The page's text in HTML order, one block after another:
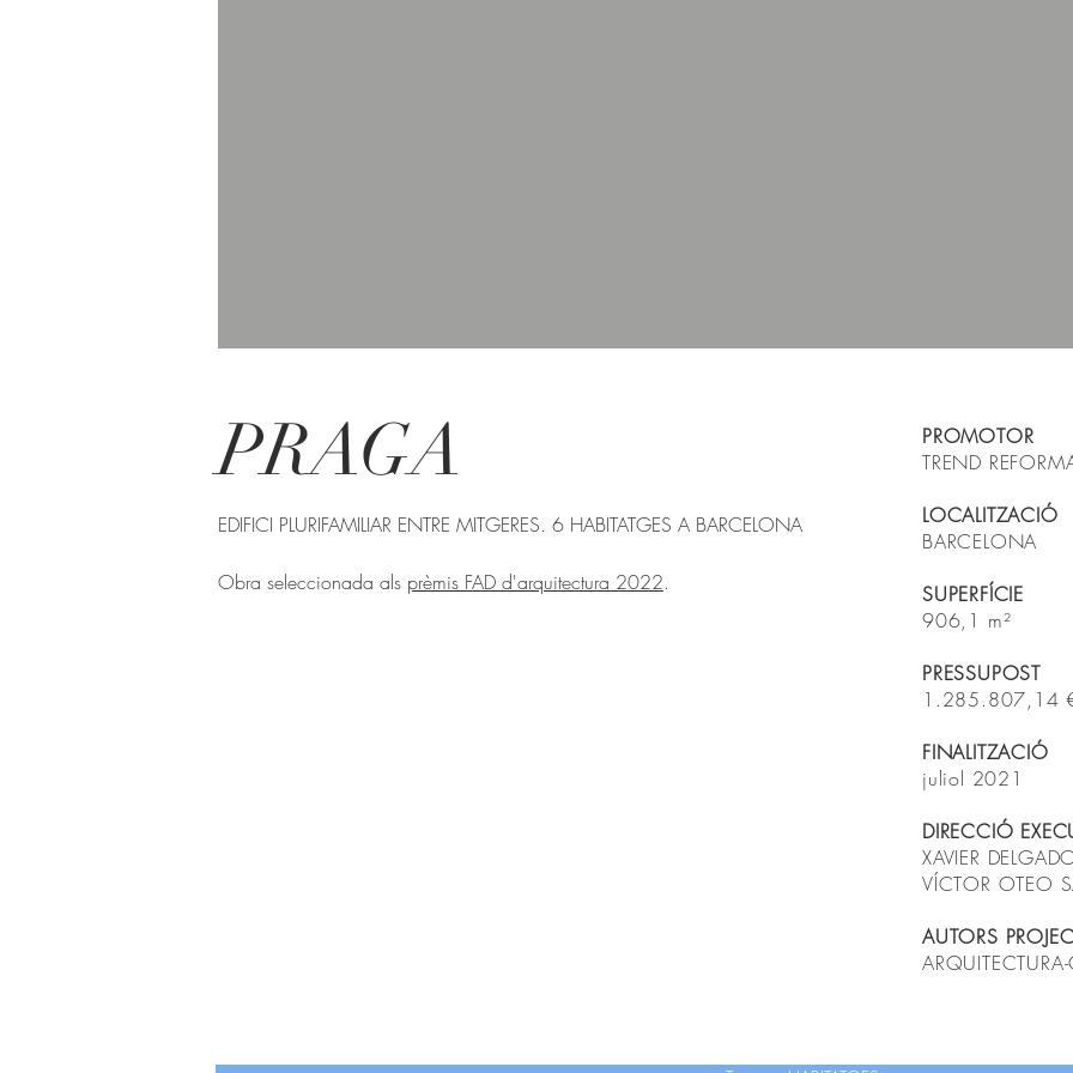
PRAGA
EDIFICI PLURIFAMILIAR ENTRE MITGERES. 6 HABITATGES A BARCELONA
Obra seleccionada als prèmis FAD d'arquitectura 2022.
PROMOTOR
TREND
LOCALITZACIÓ
BARCELONA
SUPERFÍCIE
906,1 m²
PRESSUPOST
1.285.807,14
FINALITZACIÓ
juliol 2021
DIRECCIÓ
XAVIER
VÍCTOR OTEO
AUTORS